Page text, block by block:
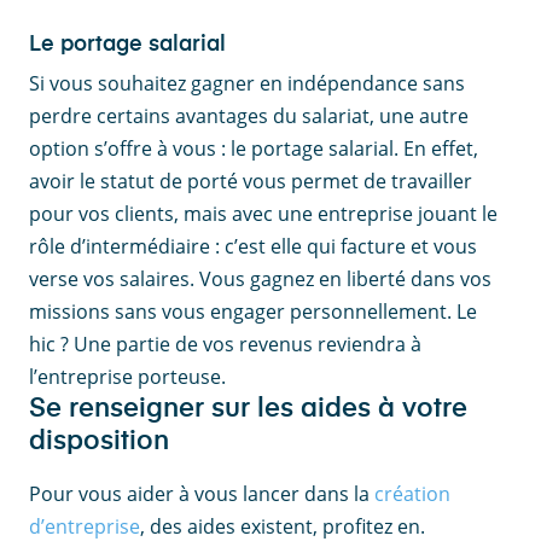
Le portage salarial
Si vous souhaitez gagner en indépendance sans
perdre certains avantages du salariat, une autre
option s’offre à vous : le portage salarial. En effet,
avoir le statut de porté vous permet de travailler
pour vos clients, mais avec une entreprise jouant le
rôle d’intermédiaire : c’est elle qui facture et vous
verse vos salaires. Vous gagnez en liberté dans vos
missions sans vous engager personnellement. Le
hic ? Une partie de vos revenus reviendra à
l’entreprise porteuse.
Se renseigner sur les aides à votre
disposition
Pour vous aider à vous lancer dans la création
d’entreprise, des aides existent, profitez en.